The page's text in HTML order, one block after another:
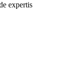
expertis